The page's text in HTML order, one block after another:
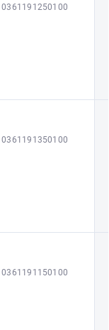
| 0361191250100
| 0361191350100
| 0361191150100